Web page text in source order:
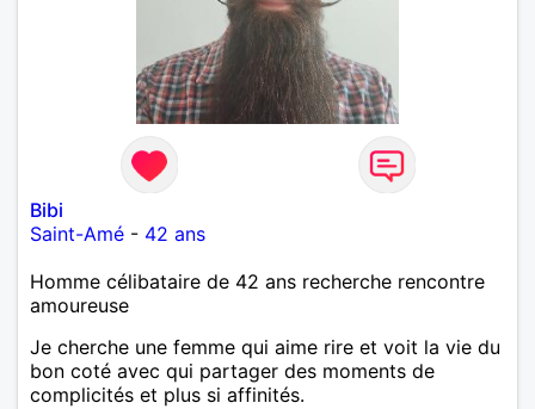
Bibi
Saint-Amé - 42 ans
Homme célibataire de 42 ans recherche rencontre
amoureuse
Je cherche une femme qui aime rire et voit la vie du
bon coté avec qui partager des moments de
complicités et plus si affinités.